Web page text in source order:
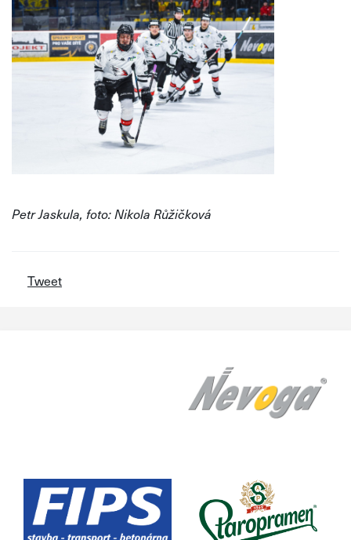
Petr Jaskula, foto: Nikola Růžičková
Tweet